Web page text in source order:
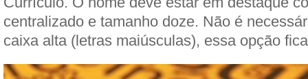
centralizado e tamanho doze. Não é
caixa alta (letras maiúsculas), essa opção